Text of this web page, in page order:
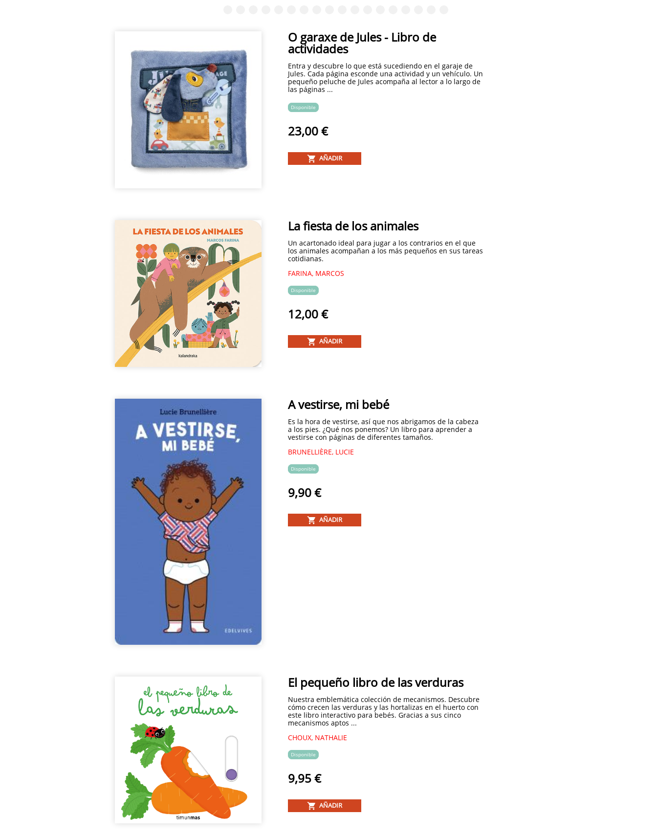
O garaxe de Jules - Libro de
actividades
Entra y descubre lo que está sucediendo en el garaje de
Jules. Cada página esconde una actividad y un vehículo. Un
pequeño peluche de Jules acompaña al lector a lo largo de
las páginas ...
Disponible
23,00 €
AÑADIR
La fiesta de los animales
Un acartonado ideal para jugar a los contrarios en el que
los animales acompañan a los más pequeños en sus tareas
cotidianas.
FARINA, MARCOS
Disponible
12,00 €
AÑADIR
A vestirse, mi bebé
Es la hora de vestirse, así que nos abrigamos de la cabeza
a los pies. ¿Qué nos ponemos? Un libro para aprender a
vestirse con páginas de diferentes tamaños.
BRUNELLIÈRE, LUCIE
Disponible
9,90 €
AÑADIR
El pequeño libro de las verduras
Nuestra emblemática colección de mecanismos. Descubre
cómo crecen las verduras y las hortalizas en el huerto con
este libro interactivo para bebés. Gracias a sus cinco
mecanismos aptos ...
CHOUX, NATHALIE
Disponible
9,95 €
AÑADIR